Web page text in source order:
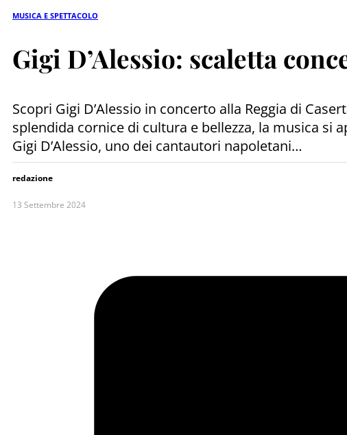
MUSICA E SPETTACOLO
Gigi D’Alessio: scaletta
Scopri Gigi D’Alessio in concerto alla Reggia di
splendida cornice di cultura e bellezza, la musica si
Gigi D’Alessio, uno dei cantautori napoletani…
redazione
13 Settembre 2024